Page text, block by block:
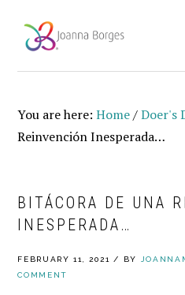
primary
navigation
main
content
footer
You are here:Home/Doer's
Reinvención Inesperada…
BITÁCORA DE UNA
INESPERADA…
FEBRUARY 11, 2021 / BY
COMMENT